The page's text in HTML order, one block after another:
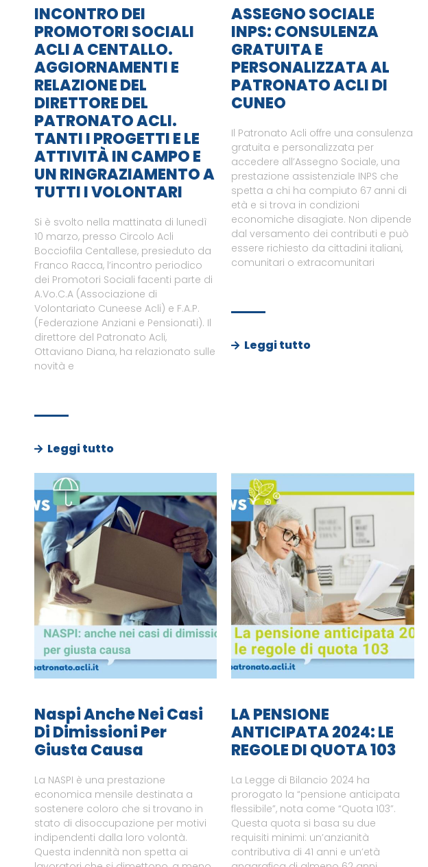
INCONTRO DEI
PROMOTORI SOCIALI
ACLI A CENTALLO.
AGGIORNAMENTI E
RELAZIONE DEL
DIRETTORE DEL
PATRONATO ACLI.
TANTI I PROGETTI E LE
ATTIVITÀ IN CAMPO E
UN RINGRAZIAMENTO A
TUTTI I VOLONTARI
Si è svolto nella mattinata di lunedì
10 marzo, presso Circolo Acli
Bocciofila Centallese, presieduto da
Franco Racca, l’incontro periodico
dei Promotori Sociali facenti parte di
A.Vo.C.A (Associazione di
Volontariato Cuneese Acli) e F.A.P.
(Federazione Anziani e Pensionati). Il
direttore del Patronato Acli,
Ottaviano Diana, ha relazionato sulle
novità e
Leggi tutto
ASSEGNO SOCIALE
INPS: CONSULENZA
GRATUITA E
PERSONALIZZATA AL
PATRONATO ACLI DI
CUNEO
Il Patronato Acli offre una consulenza
gratuita e personalizzata per
accedere all’Assegno Sociale, una
prestazione assistenziale INPS che
spetta a chi ha compiuto 67 anni di
età e si trova in condizioni
economiche disagiate. Non dipende
dal versamento dei contributi e può
essere richiesto da cittadini italiani,
comunitari o extracomunitari
Leggi tutto
Naspi Anche Nei Casi
Di Dimissioni Per
Giusta Causa
La NASPI è una prestazione
economica mensile destinata a
sostenere coloro che si trovano in
stato di disoccupazione per motivi
indipendenti dalla loro volontà.
Questa indennità non spetta ai
LA PENSIONE
ANTICIPATA 2024: LE
REGOLE DI QUOTA 103
La Legge di Bilancio 2024 ha
prorogato la “pensione anticipata
flessibile”, nota come “Quota 103”.
Questa quota si basa su due
requisiti minimi: un’anzianità
contributiva di 41 anni e un’età